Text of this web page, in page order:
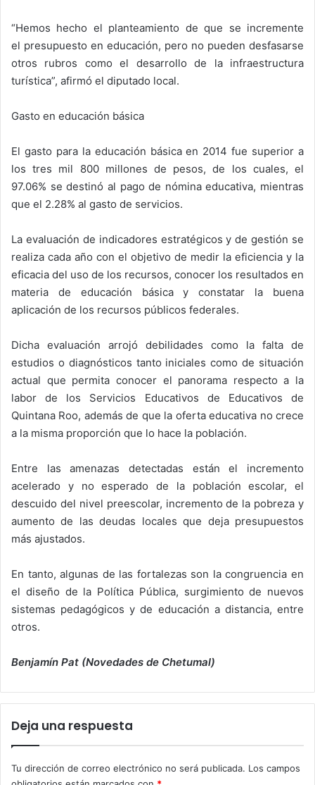
“Hemos hecho el planteamiento de que se incremente
el presupuesto en educación, pero no pueden desfasarse
otros rubros como el desarrollo de la infraestructura
turística”, afirmó el diputado local.
Gasto en educación básica
El gasto para la educación básica en 2014 fue superior a
los tres mil 800 millones de pesos, de los cuales, el
97.06% se destinó al pago de nómina educativa, mientras
que el 2.28% al gasto de servicios.
La evaluación de indicadores estratégicos y de gestión se
realiza cada año con el objetivo de medir la eficiencia y la
eficacia del uso de los recursos, conocer los resultados en
materia de educación básica y constatar la buena
aplicación de los recursos públicos federales.
Dicha evaluación arrojó debilidades como la falta de
estudios o diagnósticos tanto iniciales como de situación
actual que permita conocer el panorama respecto a la
labor de los Servicios Educativos de Educativos de
Quintana Roo, además de que la oferta educativa no crece
a la misma proporción que lo hace la población.
Entre las amenazas detectadas están el incremento
acelerado y no esperado de la población escolar, el
descuido del nivel preescolar, incremento de la pobreza y
aumento de las deudas locales que deja presupuestos
más ajustados.
En tanto, algunas de las fortalezas son la congruencia en
el diseño de la Política Pública, surgimiento de nuevos
sistemas pedagógicos y de educación a distancia, entre
otros.
Benjamín Pat (Novedades de Chetumal)
Deja una respuesta
Tu dirección de correo electrónico no será publicada. Los campos